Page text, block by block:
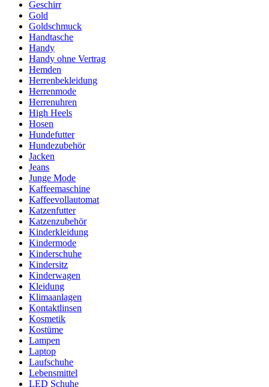
Geschirr
Gold
Goldschmuck
Handtasche
Handy
Handy ohne Vertrag
Hemden
Herrenbekleidung
Herrenmode
Herrenuhren
High Heels
Hosen
Hundefutter
Hundezubehör
Jacken
Jeans
Junge Mode
Kaffeemaschine
Kaffeevollautomat
Katzenfutter
Katzenzubehör
Kinderkleidung
Kindermode
Kinderschuhe
Kindersitz
Kinderwagen
Kleidung
Klimaanlagen
Kontaktlinsen
Kosmetik
Kostüme
Lampen
Laptop
Laufschuhe
Lebensmittel
LED Schuhe